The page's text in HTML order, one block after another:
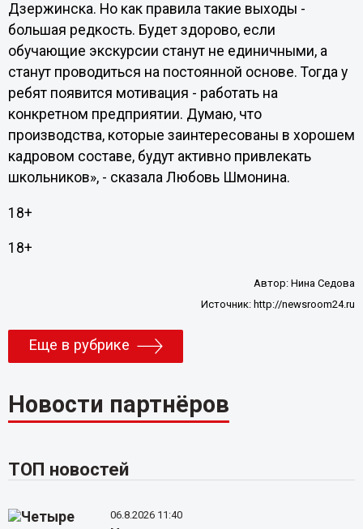
Дзержинска. Но как правила такие выходы -
большая редкость. Будет здорово, если
обучающие экскурсии станут не единичными, а
станут проводиться на постоянной основе. Тогда у
ребят появится мотивация - работать на
конкретном предприятии. Думаю, что
производства, которые заинтересованы в хорошем
кадровом составе, будут активно привлекать
школьников», - сказала Любовь Шмонина.
18+
18+
Автор:Нина Седова
Источник: http://newsroom24.ru
Еще в рубрике
Новости партнёров
ТОП новостей
06.8.2026 11:40